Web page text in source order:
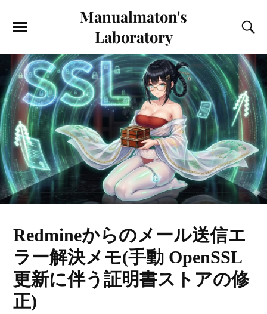
Manualmaton's
Laboratory
Redmineからのメール送信エ
ラー解決メモ(手動 OpenSSL
更新に伴う証明書ストアの修
正)